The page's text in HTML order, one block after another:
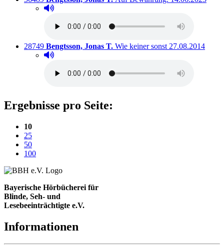
Hörprobe abspielen
Hörprobe von Auf Bewährung.
Titelnummer:
28749 von
Bengtsson, Jonas T. Wie keiner sonst Ausleihbar seit
27.08.2014
Hörprobe abspielen
Hörprobe von Wie keiner sonst
Ergebnisse pro Seite:
10(aktuelle Einstellung)
25
50
100
Bayerische Hörbücherei für
Blinde, Seh- und
Lesebeeinträchtigte e.V.
Informationen